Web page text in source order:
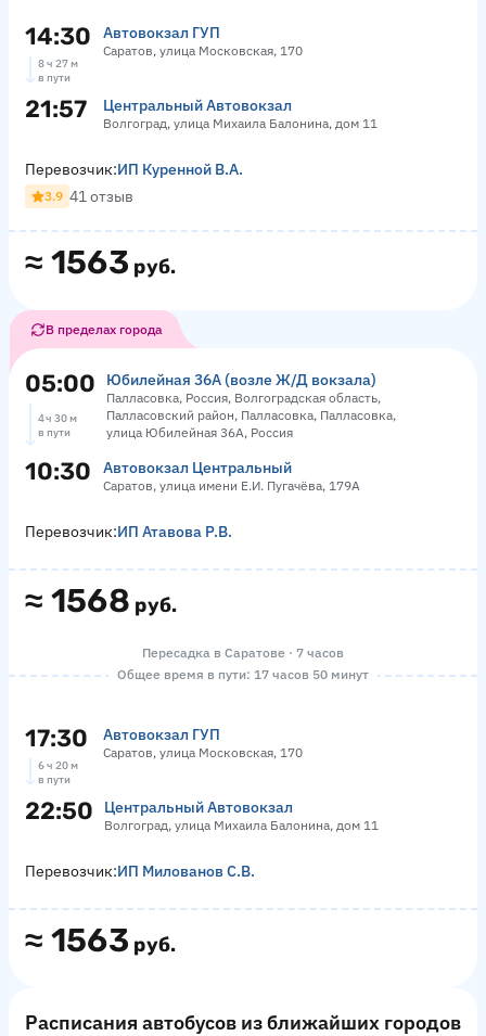
14:30 Автовокзал ГУП
Саратов, улица Московская, 170
8 ч 27 м
в пути
21:57 Центральный Автовокзал
Волгоград, улица Михаила Балонина, дом 11
≈ 1563 руб.
Перевозчик:ИП Куренной В.А.
3.9 41 отзыв
В пределах города
05:00 Юбилейная 36А (возле Ж/Д вокзала)
Палласовка, Россия, Волгоградская область,
Палласовский район, Палласовка, Палласовка,
улица Юбилейная 36А, Россия
4 ч 30 м
в пути
10:30 Автовокзал Центральный
Саратов, улица имени Е.И. Пугачёва, 179А
≈ 1568 руб.
Перевозчик:ИП Атавова Р.В.
Пересадка в Саратове · 7 часов
Общее время в пути: 17 часов 50 минут
17:30 Автовокзал ГУП
Саратов, улица Московская, 170
6 ч 20 м
в пути
22:50 Центральный Автовокзал
Волгоград, улица Михаила Балонина, дом 11
≈ 1563 руб.
Перевозчик:ИП Милованов С.В.
Расписания автобусов из ближайших городов